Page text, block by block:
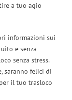
a tuo agio
informazioni sui
e senza
senza stress.
saranno felici di
il tuo trasloco